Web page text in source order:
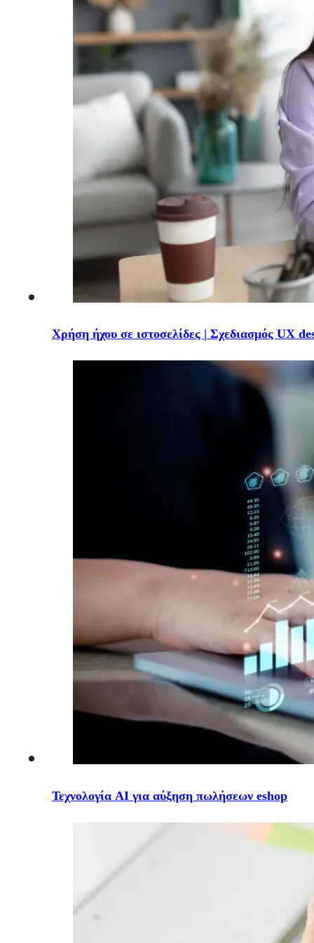
Χρήση ήχου σε ιστοσελίδες | Σχεδιασμός UX
Τεχνολογία AI για αύξηση πωλήσεων eshop